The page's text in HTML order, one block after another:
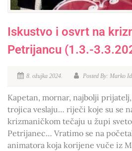
Iskustvo i osvrt na
Petrijancu (1.3.-
8. ožujka 2024. Posted By: Marko
Kapetan, mornar, najbolji
trojica veslaju… riječi koje su se
krizmaničkom tečaju u župi
Petrijanec… Vratimo se na
animatora koja korijene vuče iz